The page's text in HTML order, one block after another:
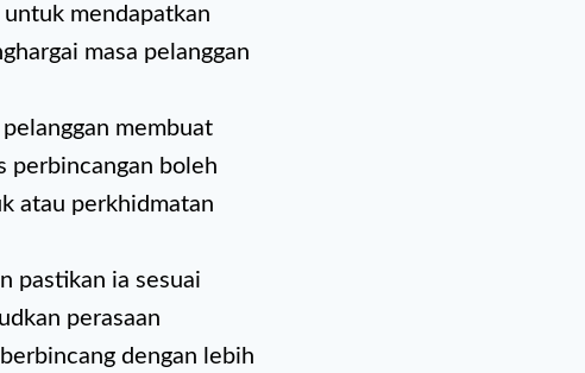
untuk mendapatkan
masa pelanggan
membuat
perbincangan boleh
atau perkhidmatan
pastikan ia sesuai
perasaan
dengan lebih